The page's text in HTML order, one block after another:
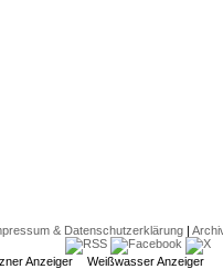
& Datenschutzerklärung|
Anzeiger
Weißwasser Anzeiger